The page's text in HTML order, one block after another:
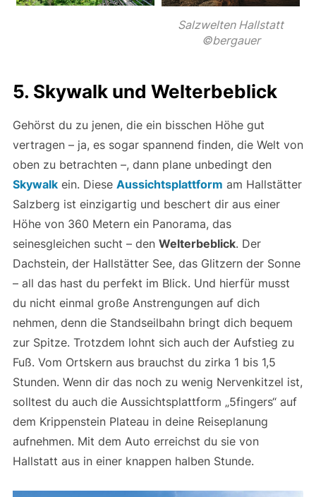
Salzwelten Hallstatt
©bergauer
5. Skywalk und Welterbeblick
Gehörst du zu jenen, die ein bisschen Höhe gut
vertragen – ja, es sogar spannend finden, die Welt von
oben zu betrachten –, dann plane unbedingt den
Skywalkein. Diese Aussichtsplattform am Hallstätter
Salzberg ist einzigartig und beschert dir aus einer
Höhe von 360 Metern ein Panorama, das
seinesgleichen sucht – den Welterbeblick. Der
Dachstein, der Hallstätter See, das Glitzern der Sonne
– all das hast du perfekt im Blick. Und hierfür musst
du nicht einmal große Anstrengungen auf dich
nehmen, denn die Standseilbahn bringt dich bequem
zur Spitze. Trotzdem lohnt sich auch der Aufstieg zu
Fuß. Vom Ortskern aus brauchst du zirka 1 bis 1,5
Stunden. Wenn dir das noch zu wenig Nervenkitzel ist,
solltest du auch die Aussichtsplattform „5fingers“ auf
dem Krippenstein Plateau in deine Reiseplanung
aufnehmen. Mit dem Auto erreichst du sie von
Hallstatt aus in einer knappen halben Stunde.